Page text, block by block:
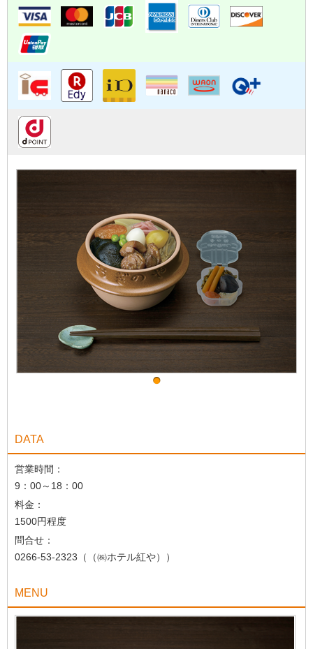
DATA
営業時間：
9：00～18：00
料金：
1500円程度
問合せ：
0266-53-2323（（㈱ホテル紅や））
MENU